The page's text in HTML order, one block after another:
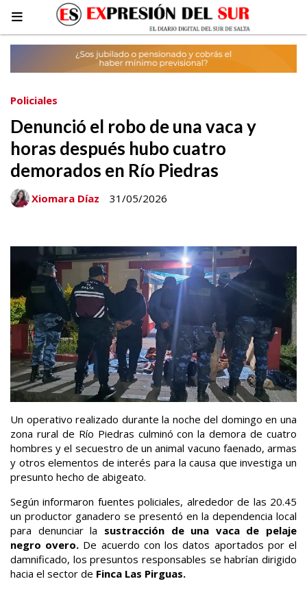
Denunció el robo de una vaca y
horas después hubo cuatro
demorados en Río Piedras
Policiales
31/05/2026
Xiomara Díaz
Un operativo realizado durante la noche del domingo en una
zona rural de Río Piedras culminó con la demora de cuatro
hombres y el secuestro de un animal vacuno faenado, armas
y otros elementos de interés para la causa que investiga un
presunto hecho de abigeato.
Según informaron fuentes policiales, alrededor de las 20.45
un productor ganadero se presentó en la dependencia local
para denunciar la sustracción de una vaca de pelaje
negro overo. De acuerdo con los datos aportados por el
damnificado, los presuntos responsables se habrían dirigido
hacia el sector de Finca Las Pirguas.